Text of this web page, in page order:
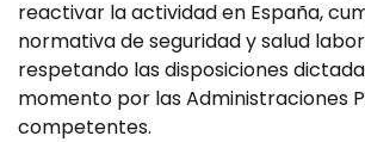
reactivar la actividad en España,
normativa de seguridad y salud
respetando las disposiciones
momento por las Administraciones
competentes.